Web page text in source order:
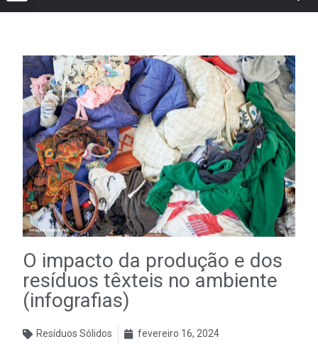
O impacto da produção e dos
resíduos têxteis no ambiente
(infografias)
Resíduos Sólidos fevereiro 16, 2024